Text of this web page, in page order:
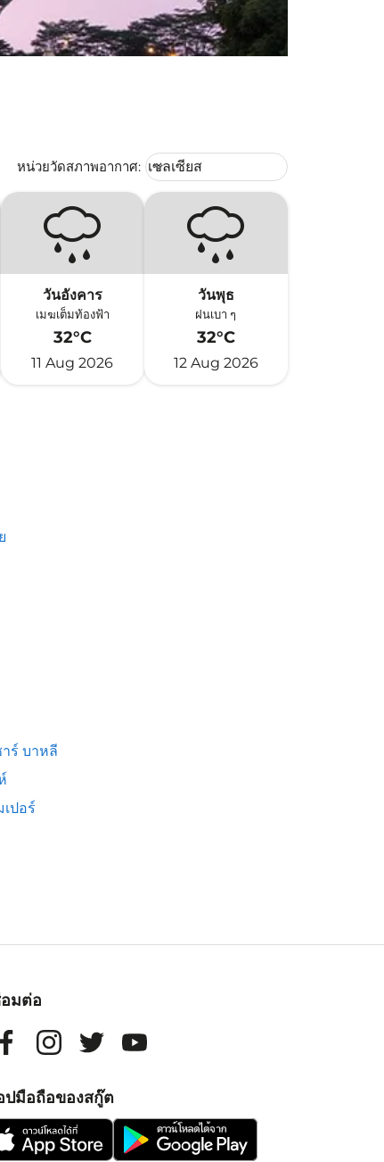
หน่วยวัดสภาพอากาศ: Weather unit option เซลเซียส
เซลเซียส
keyboard_arrow_down
วันอังคาร
เมฆเต็มท้องฟ้า
32°C
11 Aug 2026
วันพุธ
ฝนเบา ๆ
32°C
12 Aug 2026
ร์ บาหลี
ปอร์
อมต่อ
ปมือถือของสกู๊ต